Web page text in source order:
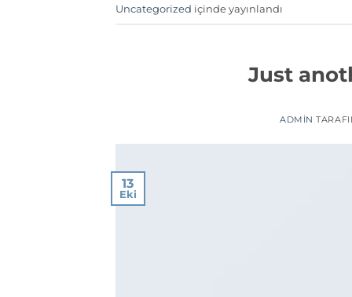
Uncategorized içinde yayınlandı
Just
ADMIN
13
Eki